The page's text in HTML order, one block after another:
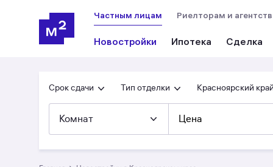
Частным лицам
Новостройки Ипотека Сделка
Риелторам и
Срок сдачи Тип отделки Красноярский
Комнат Цена